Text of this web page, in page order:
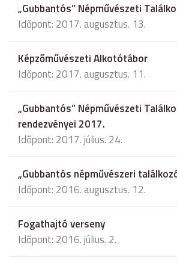
„Gubbantós” Népművészeti
Időpont: 2017. augusztus. 13.
Képzőművészeti Alkotótábor
Időpont: 2017. augusztus. 11.
„Gubbantós” Népművészeti
rendezvényei 2017.
Időpont: 2017. július. 24.
„Gubbantós népművészeri
Időpont: 2016. augusztus. 12.
Fogathajtó verseny
Időpont: 2016. július. 2.